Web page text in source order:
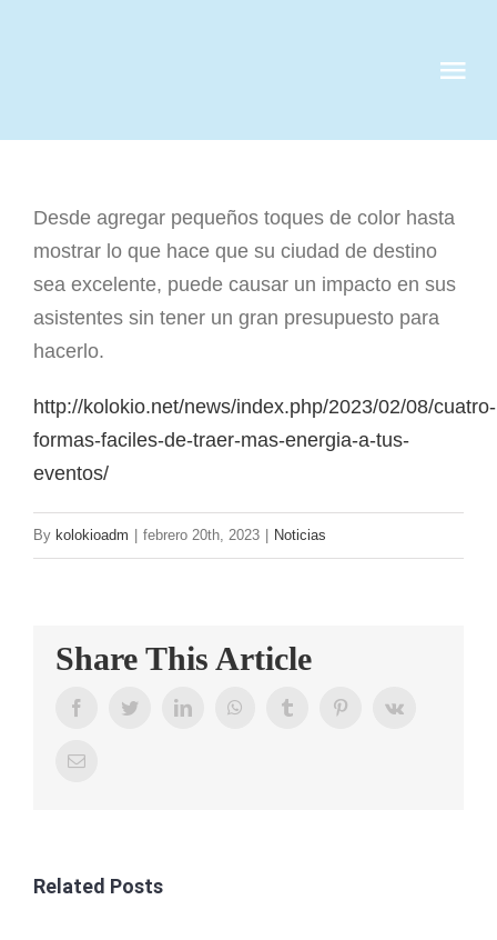
SERVICIOS
NOTICIAS
Desde agregar pequeños toques de color hasta
mostrar lo que hace que su ciudad de destino
sea excelente, puede causar un impacto en sus
asistentes sin tener un gran presupuesto para
hacerlo.
http://kolokio.net/news/index.php/2023/02/08/cuatro-
formas-faciles-de-traer-mas-energia-a-tus-
eventos/
By kolokioadm febrero 20th, 2023 Noticias
Share This Article
FacebookTwitterLinkedIn WhatsAppTumblr PinterestVk
Email
Related Posts